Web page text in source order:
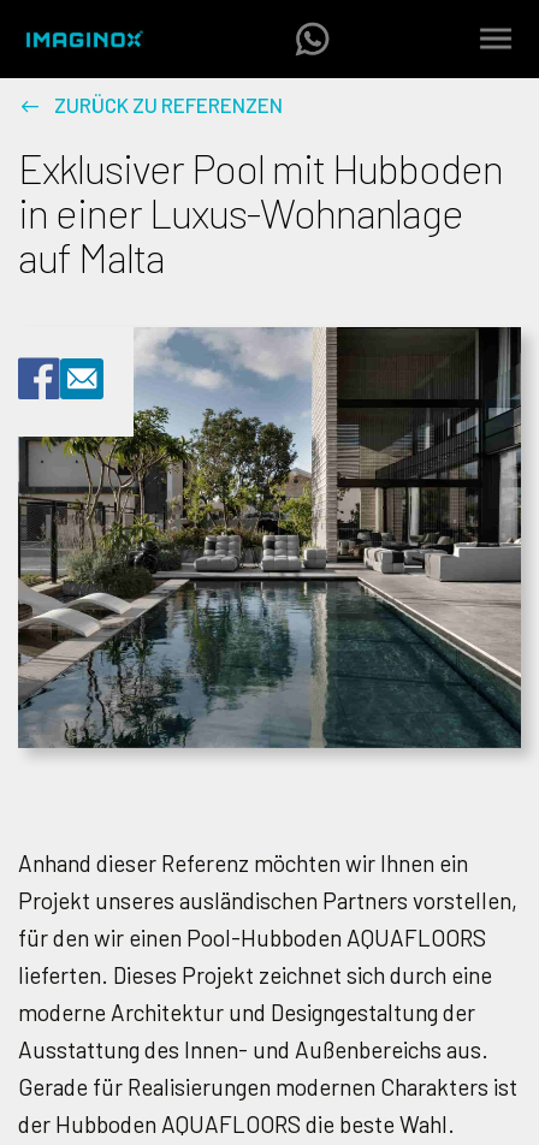
ZURÜCK ZU REFERENZEN
Exklusiver Pool mit Hubboden
in einer Luxus-Wohnanlage
auf Malta
Anhand dieser Referenz möchten wir Ihnen ein
Projekt unseres ausländischen Partners vorstellen,
für den wir einen Pool-Hubboden AQUAFLOORS
lieferten. Dieses Projekt zeichnet sich durch eine
moderne Architektur und Designgestaltung der
Ausstattung des Innen- und Außenbereichs aus.
Gerade für Realisierungen modernen Charakters ist
der Hubboden AQUAFLOORS die beste Wahl.